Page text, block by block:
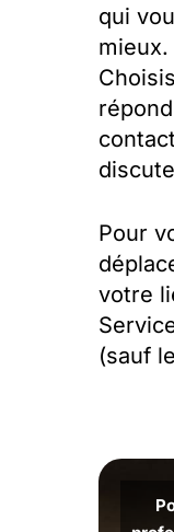
qui
mieux.
Pour
votre
(sauf